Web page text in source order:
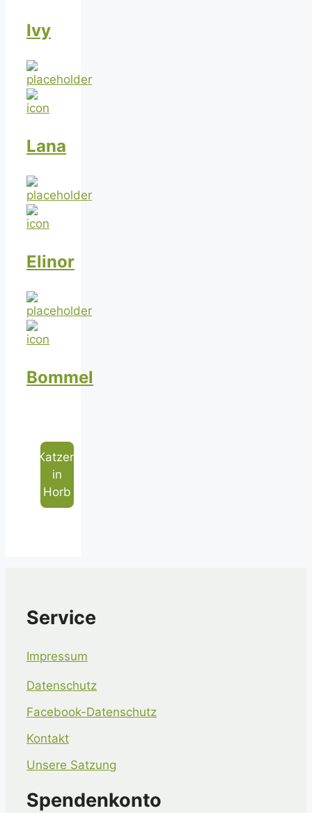
Ivy
Lana
Elinor
Bommel
Katzen
in
Horb
Service
Impressum
Datenschutz
Facebook-Datenschutz
Kontakt
Unsere Satzung
Spendenkonto